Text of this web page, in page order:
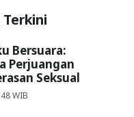
Bersuara:
Perjuangan
Seksual
WIB